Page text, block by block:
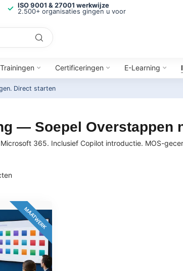
ISO 9001 & 27001 werkwijze
2.500+ organisaties gingen u voor
Certificeringen E-Learning
Direct starten
— Soepel Overstappen
365. Inclusief Copilot introductie. MOS-
MAATWERK